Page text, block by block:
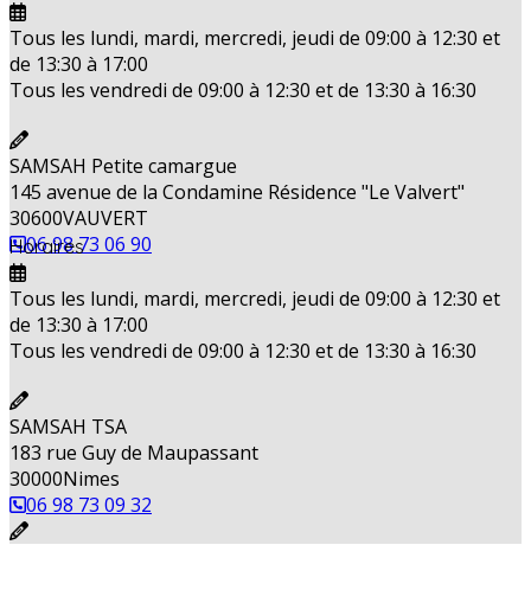
Tous les lundi, mardi, mercredi, jeudi de 09:00 à 12:30 et
de 13:30 à 17:00
Tous les vendredi de 09:00 à 12:30 et de 13:30 à 16:30
SAMSAH Petite camargue
145 avenue de la Condamine Résidence "Le Valvert"
30600VAUVERT
06 98 73 06 90
Horaires
Tous les lundi, mardi, mercredi, jeudi de 09:00 à 12:30 et
de 13:30 à 17:00
Tous les vendredi de 09:00 à 12:30 et de 13:30 à 16:30
SAMSAH TSA
183 rue Guy de Maupassant
30000Nimes
06 98 73 09 32